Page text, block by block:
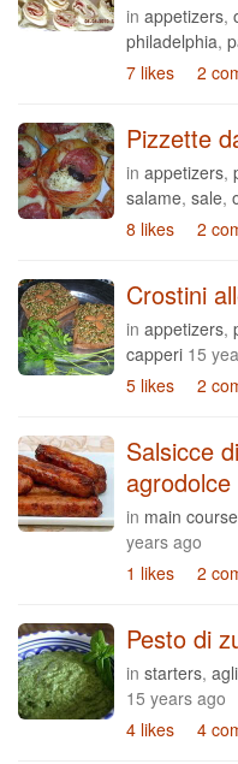
in appetizers,
philadelphia,
7 likes
2
Pizzette
in appetizers,
salame, sale,
8 likes
2
Crostini
in appetizers,
capperi 15
5 likes
2
Salsicce
agrodolce
in main
years ago
1 likes
2
Pesto di
in starters,
15 years ago
4 likes
4